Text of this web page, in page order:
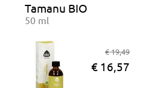
Tamanu BIO
50 ml
€ 19,49
€ 16,57